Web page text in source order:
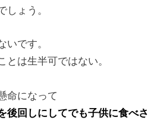
しょう。
いです。
とは生半可ではない。
命になって
後回しにしてでも子供に食べさ